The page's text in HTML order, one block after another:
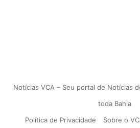
Notícias VCA – Seu portal de Notícias
toda Bahia
Política de Privacidade
Sobre o